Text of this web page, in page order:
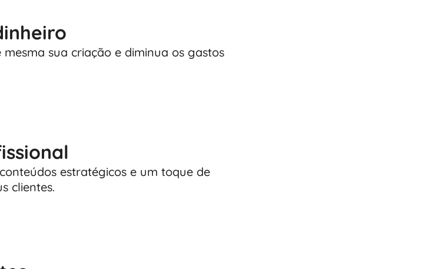
sua criação e diminua os gastos
estratégicos e um toque de
clientes.